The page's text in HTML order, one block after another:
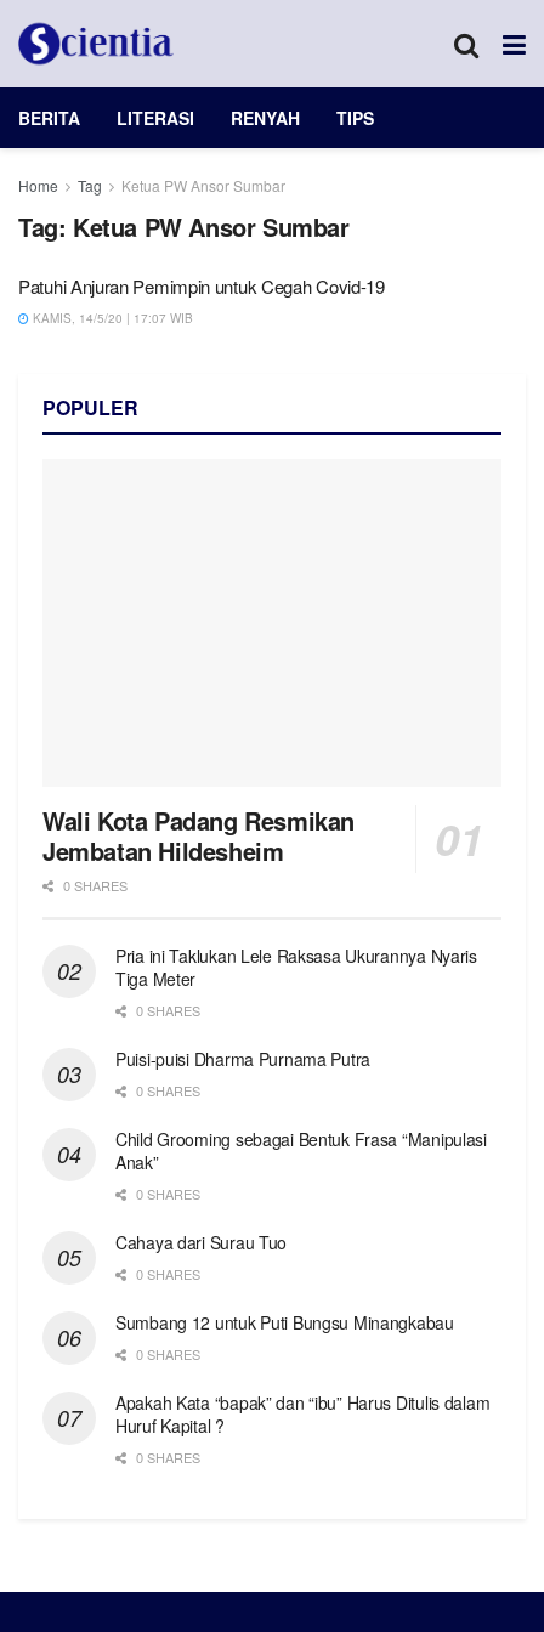
BERITA LITERASI RENYAH TIPS
Home Tag Ketua PW Ansor Sumbar
Tag: Ketua PW Ansor Sumbar
Patuhi Anjuran Pemimpin untuk Cegah Covid-19
KAMIS, 14/5/20 | 17:07 WIB
POPULER
Wali Kota Padang Resmikan
Jembatan Hildesheim
0 SHARES
Pria ini Taklukan Lele Raksasa Ukurannya Nyaris
Tiga Meter
0 SHARES
Puisi-puisi Dharma Purnama Putra
0 SHARES
Child Grooming sebagai Bentuk Frasa “Manipulasi
Anak”
0 SHARES
Cahaya dari Surau Tuo
0 SHARES
Sumbang 12 untuk Puti Bungsu Minangkabau
0 SHARES
Apakah Kata “bapak” dan “ibu” Harus Ditulis dalam
Huruf Kapital ?
0 SHARES